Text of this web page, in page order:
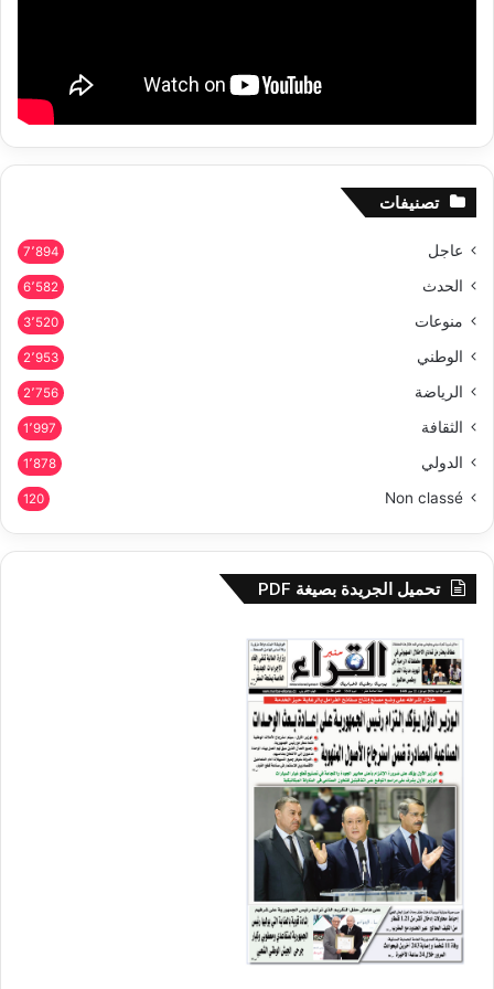
تصنيفات
عاجل 7٬894
الحدث 6٬582
منوعات 3٬520
الوطني 2٬953
الرياضة 2٬756
الثقافة 1٬997
الدولي 1٬878
Non classé
120
تحميل الجريدة بصيغة PDF